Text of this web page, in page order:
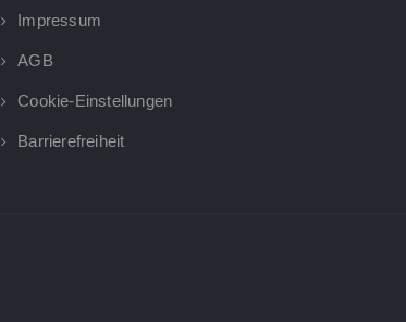
Impressum
AGB
Cookie-Einstellungen
Barrierefreiheit